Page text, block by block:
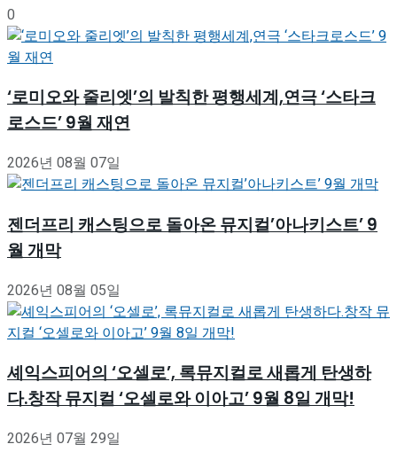
0
‘로미오와 줄리엣’의 발칙한 평행세계,연극 ‘스타크
로스드’ 9월 재연
2026년 08월 07일
젠더프리 캐스팅으로 돌아온 뮤지컬’아나키스트’ 9
월 개막
2026년 08월 05일
셰익스피어의 ‘오셀로’, 록뮤지컬로 새롭게 탄생하
다.창작 뮤지컬 ‘오셀로와 이아고’ 9월 8일 개막!
2026년 07월 29일